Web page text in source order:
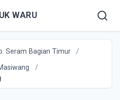
WARU
Seram Bagian Timur